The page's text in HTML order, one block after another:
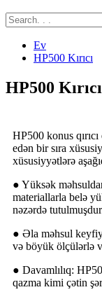
Ev
HP500 Kırıcı
HP500 Kırıcı
HP500 konus
edən bir sıra
xüsusiyyətlərə
● Yüksək
materiallarla belə
nəzərdə
● Əla məhsul
və böyük ölçülərlə
● Davamlılıq:
qazma kimi çətin